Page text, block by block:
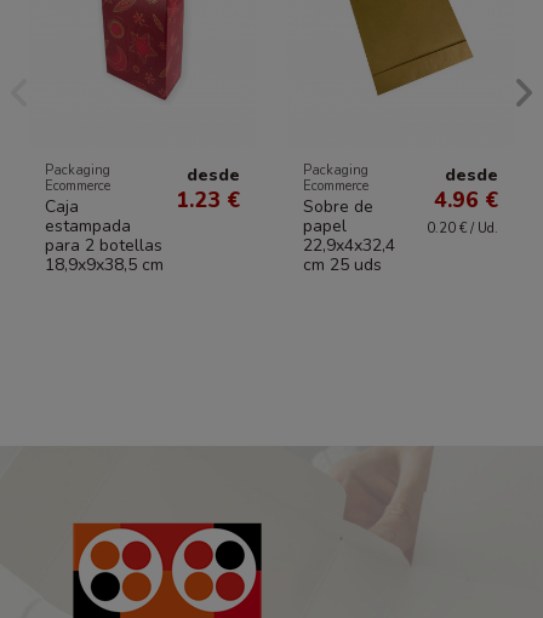
Packaging
Ecommerce
Caja
estampada
para 2 botellas
18,9x9x38,5 cm
desde
1.23 €
Packaging
Ecommerce
Sobre de
papel
22,9x4x32,4
cm 25 uds
desde
4.96 €
0.20 € / Ud.